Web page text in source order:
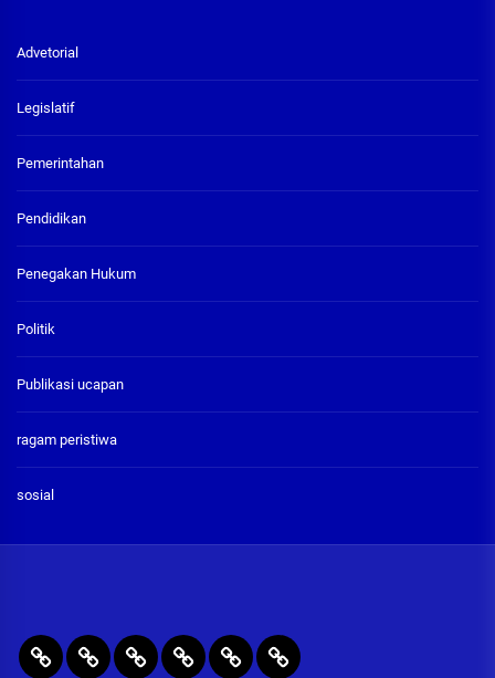
Advetorial
Legislatif
Pemerintahan
Pendidikan
Penegakan Hukum
Politik
Publikasi ucapan
ragam peristiwa
sosial
BERITA RAGAM PENEGAKANPENDIDIKAN
PublikasiADVETORIAL